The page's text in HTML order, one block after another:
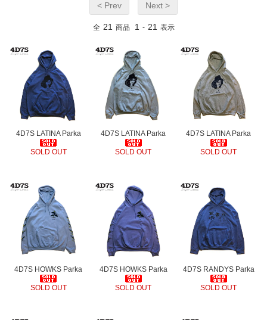
< Prev Next >
全 21 商品 1 - 21 表示
4D7S LATINA Parka
SOLD OUT
4D7S LATINA Parka
SOLD OUT
4D7S LATINA Parka
SOLD OUT
4D7S HOWKS Parka
SOLD OUT
4D7S HOWKS Parka
SOLD OUT
4D7S RANDYS Parka
SOLD OUT